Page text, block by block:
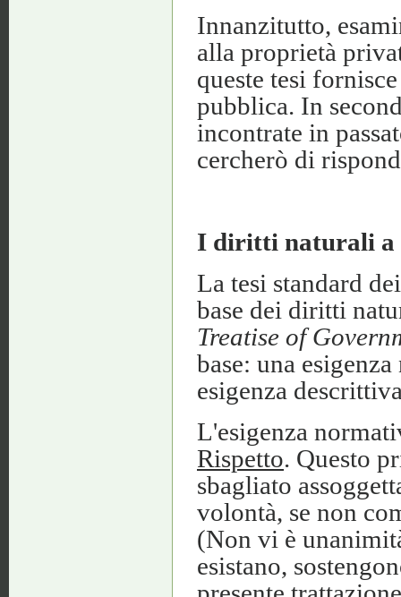
Innanzitutto,
alla proprietà
queste tesi
pubblica. In
incontrate in
cercherò di
I diritti naturali a
La tesi standard
base dei diritti
Treatise of
base: una
esigenza
L'esigenza
Rispetto. Questo
sbagliato
volontà, se non
(Non vi è
esistano,